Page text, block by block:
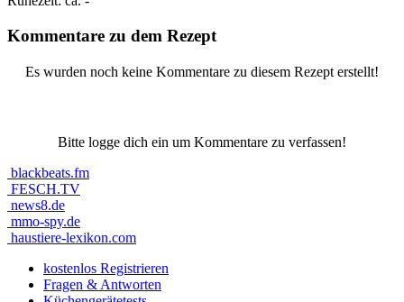
Kommentare zu dem Rezept
Es wurden noch keine Kommentare zu diesem Rezept erstellt!
Bitte logge dich ein um Kommentare zu verfassen!
blackbeats.fm
FESCH.TV
news8.de
mmo-spy.de
haustiere-lexikon.com
kostenlos Registrieren
Fragen & Antworten